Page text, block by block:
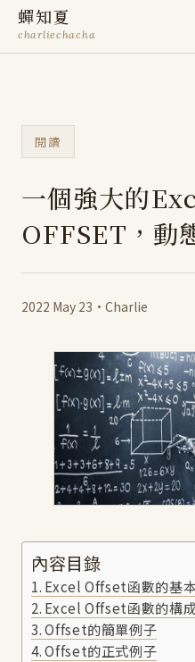
蟬知夏
charliechacha
閱讀
一個強大的
OFFSET，動
2022 May 23 · Charlie
內容目錄
Excel Offset函數的基
Excel Offset函數的構成
Offset的簡單例子
Offset的正式例子